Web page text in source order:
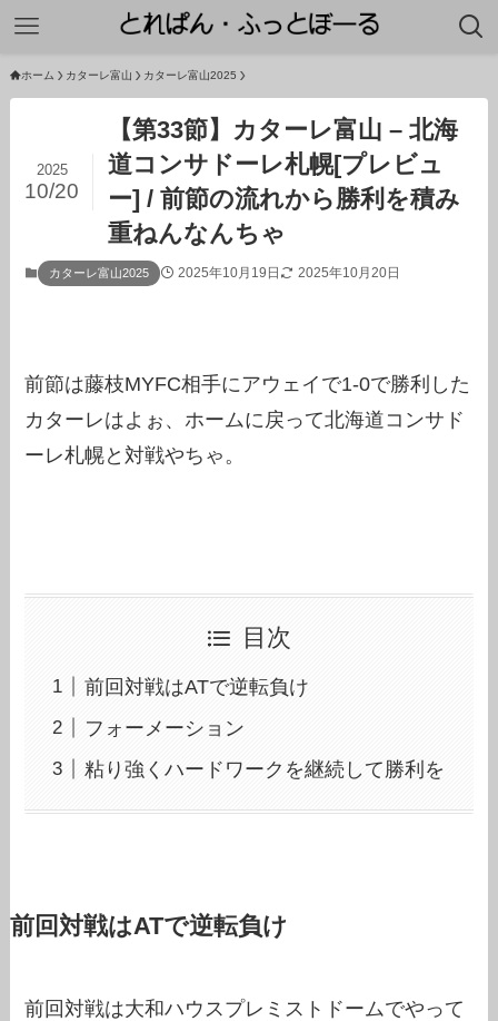
ホーム カターレ富山 カターレ富山2025
【第33節】カターレ富山 – 北海
道コンサドーレ札幌[プレビュ
ー] / 前節の流れから勝利を積み
重ねんなんちゃ
2025
10/20
カターレ富山2025 2025年10月19日 2025年10月20日
前節は藤枝MYFC相手にアウェイで1-0で勝利した
カターレはよぉ、ホームに戻って北海道コンサド
ーレ札幌と対戦やちゃ。
目次
前回対戦はATで逆転負け
フォーメーション
粘り強くハードワークを継続して勝利を
前回対戦はATで逆転負け
前回対戦は大和ハウスプレミストドームでやって